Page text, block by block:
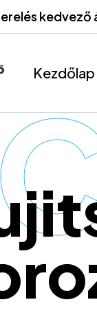
kedvező
Kezdőlap